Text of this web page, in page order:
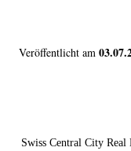
Veröffentlicht am
Swiss Central City